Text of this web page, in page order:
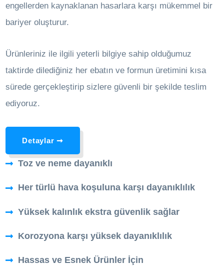
engellerden kaynaklanan hasarlara karşı mükemmel bir
bariyer oluşturur.
Ürünleriniz ile ilgili yeterli bilgiye sahip olduğumuz
taktirde dilediğiniz her ebatın ve formun üretimini kısa
sürede gerçekleştirip sizlere güvenli bir şekilde teslim
ediyoruz.
Detaylar ➞
Toz ve neme dayanıklı
Her türlü hava koşuluna karşı dayanıklılık
Yüksek kalınlık ekstra güvenlik sağlar
Korozyona karşı yüksek dayanıklılık
Hassas ve Esnek Ürünler İçin